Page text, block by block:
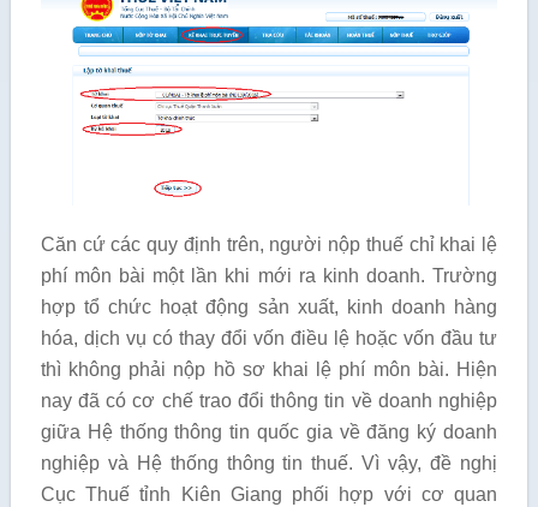
Căn cứ các quy định trên, người nộp thuế chỉ khai lệ
phí môn bài một lần khi mới ra kinh doanh. Trường
hợp tổ chức hoạt động sản xuất, kinh doanh hàng
hóa, dịch vụ có thay đổi vốn điều lệ hoặc vốn đầu tư
thì không phải nộp hồ sơ khai lệ phí môn bài. Hiện
nay đã có cơ chế trao đổi thông tin về doanh nghiệp
giữa Hệ thống thông tin quốc gia về đăng ký doanh
nghiệp và Hệ thống thông tin thuế. Vì vậy, đề nghị
Cục Thuế tỉnh Kiên Giang phối hợp với cơ quan